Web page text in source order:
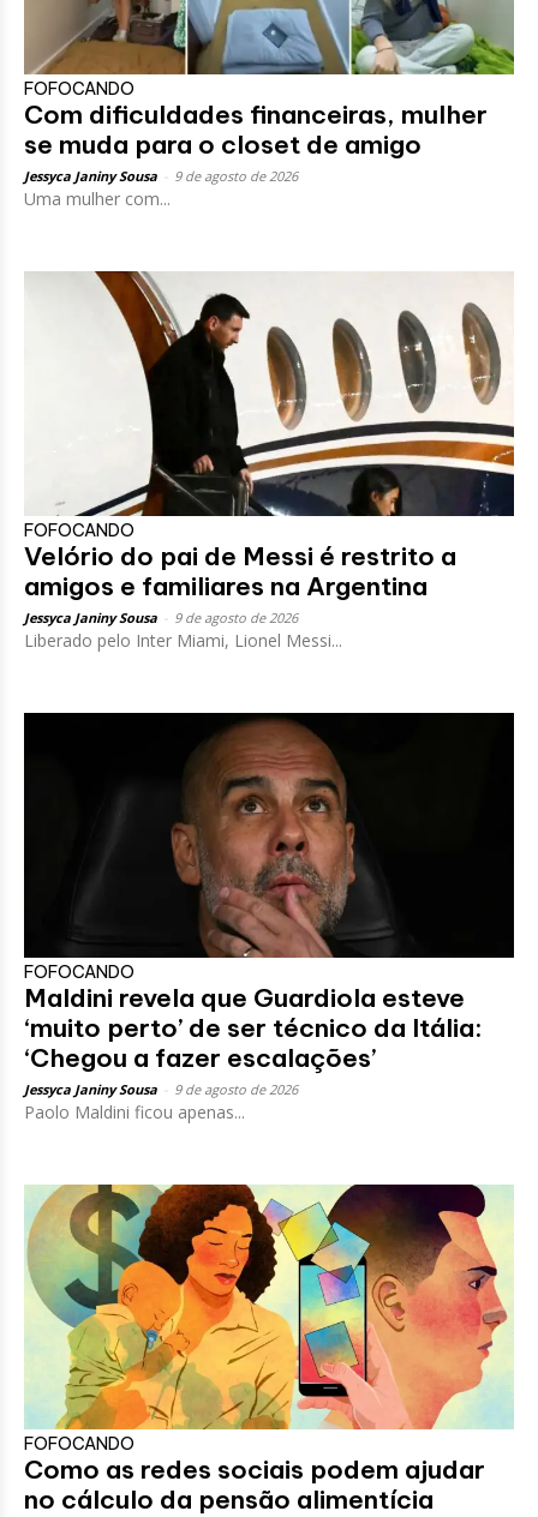
FOFOCANDO
Com dificuldades financeiras, mulher
se muda para o closet de amigo
Jessyca Janiny Sousa 9 de agosto de 2026
Uma mulher com...
FOFOCANDO
Velório do pai de Messi é restrito a
amigos e familiares na Argentina
Jessyca Janiny Sousa 9 de agosto de 2026
Liberado pelo Inter Miami, Lionel Messi...
FOFOCANDO
Maldini revela que Guardiola esteve
‘muito perto’ de ser técnico da Itália:
‘Chegou a fazer escalações’
Jessyca Janiny Sousa 9 de agosto de 2026
Paolo Maldini ficou apenas...
FOFOCANDO
Como as redes sociais podem ajudar
no cálculo da pensão alimentícia